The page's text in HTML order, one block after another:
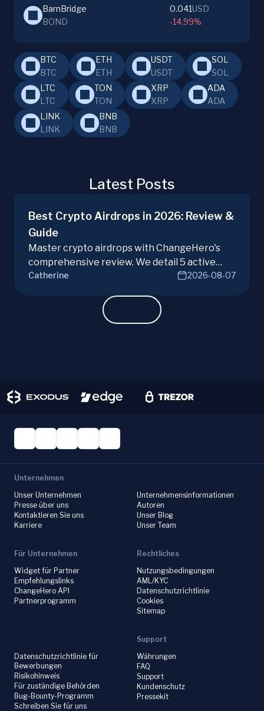
BarnBridge
BOND
0.041USD
-14.99%
BTC
BTC
ETH
ETH
USDT
USDT
SOL
SOL
LTC
LTC
TON
TON
XRP
XRP
ADA
ADA
LINK
LINK
BNB
BNB
Latest Posts
Best Crypto Airdrops in 2026: Review &
Guide
Master crypto airdrops with ChangeHero's
comprehensive review. We detail 5 active
campaigns, risks, benefits, and a vital checklist
Catherine 2026-08-07
Unternehmen
Unser Unternehmen
Presse über uns
Kontaktieren Sie uns
Karriere
Unternehmensinformationen
Autoren
Unser Blog
Unser Team
Für Unternehmen
Widget für Partner
Empfehlungslinks
ChangeHero API
Partnerprogramm
Rechtliches
Nutzungsbedingungen
AML/KYC
Datenschutzrichtlinie
Cookies
Sitemap
Datenschutzrichtlinie für
Bewerbungen
Risikohinweis
Für zuständige Behörden
Bug-Bounty-Programm
Schreiben Sie für uns
Support
Währungen
FAQ
Support
Kundenschutz
Pressekit